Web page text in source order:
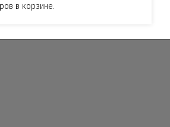
в корзине.